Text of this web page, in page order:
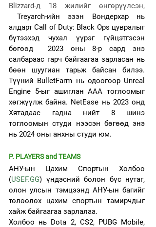
Treyarch-ийн эзэн Вондерхар нь
алдарт Call of Duty: Black Ops цувралыг
бүтээхэд чухал үүрэг гүйцэтгэсэн
бөгөөд  2023 оны 8-р сард энэ
салбараас гарч байгаагаа зарласан нь
бөөн шуугиан тарьж байсан билээ.
Түүний BulletFarm нь одоогоор Unreal
Engine 5-ыг ашиглан AAA тоглоомыг
хөгжүүлж байна. NetEase нь 2023 онд
Хятадаас гадна нийт 8 шинэ
тоглоомын студи нээсэн бөгөөд энэ
нь 2024 оны анхны студи юм.
P. PLAYERS and TEAMS
АНУ-ын Цахим Спортын Холбоо
(USEF.GG) үндэсний болон бүс нутаг,
олон улсын тэмцээнд АНУ-ын багийг
төлөөлөх цахим спортын тамирчдыг
хайж байгаагаа зарлалаа.
Холбоо нь Dota 2, CS2, PUBG Mobile,